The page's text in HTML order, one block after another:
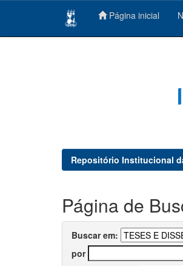
Página inicial
Repositório Institucional
Página de
Buscar em:
por